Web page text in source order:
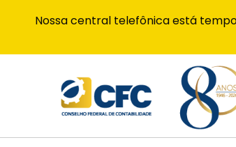
Nossa central telefônica está